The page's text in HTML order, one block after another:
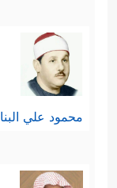
محمود علي البنا